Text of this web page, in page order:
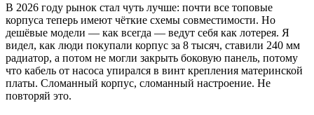
В 2026 году рынок стал чуть лучше: почти все топовые
корпуса теперь имеют чёткие схемы совместимости. Но
дешёвые модели — как всегда — ведут себя как лотерея. Я
видел, как люди покупали корпус за 8 тысяч, ставили 240 мм
радиатор, а потом не могли закрыть боковую панель, потому
что кабель от насоса упирался в винт крепления материнской
платы. Сломанный корпус, сломанный настроение. Не
повторяй это.